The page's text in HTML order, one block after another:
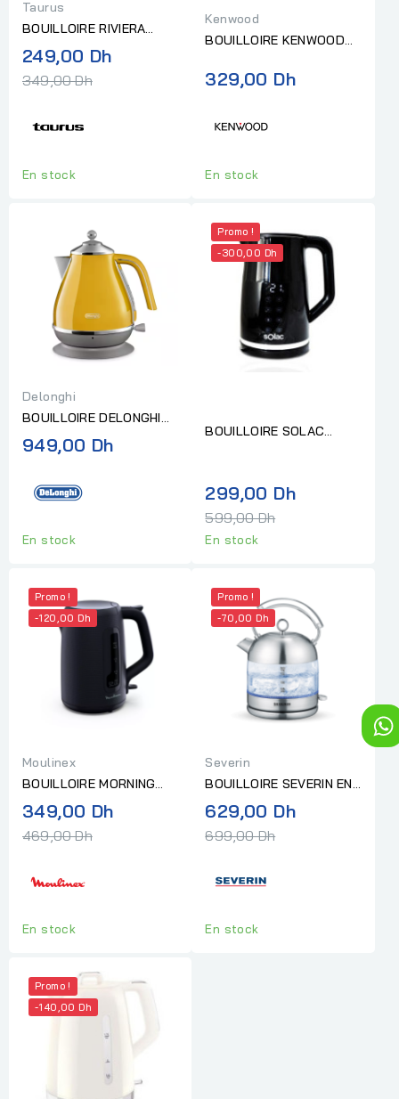
Taurus
BOUILLOIRE RIVIERA
COMPACT INOX 1L
249,00 DhPrix
349,00 Dh
En stock
Kenwood
BOUILLOIRE KENWOOD
MAILLES AMOVIBLE NOIR
329,00 Dh
En stock
Delonghi
BOUILLOIRE DELONGHI
ICONA CAPITALS 1,7 L
2000 W JAUNE
949,00 Dh
En stock
Promo !
-300,00 Dh
BOUILLOIRE SOLAC
299,00 DhPrix
599,00 Dh
En stock
Promo !
-120,00 Dh
Moulinex
BOUILLOIRE MORNING
1,7L 2400W NOIR
BY2M0810 MOULINEX
349,00 DhPrix
469,00 Dh
En stock
Promo !
-70,00 Dh
Severin
BOUILLOIRE SEVERIN EN
VERRE 1,7L SANS BPA
629,00 DhPrix
699,00 Dh
En stock
Promo !
-140,00 Dh